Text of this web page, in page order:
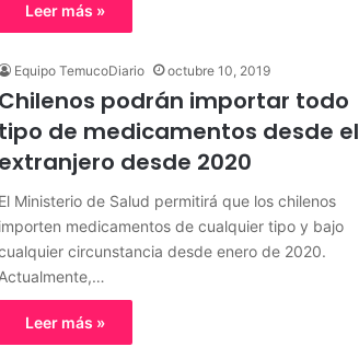
Leer más »
Equipo TemucoDiario octubre 10, 2019
Chilenos podrán importar todo
tipo de medicamentos desde el
extranjero desde 2020
El Ministerio de Salud permitirá que los chilenos
importen medicamentos de cualquier tipo y bajo
circunstancia desde enero de 2020.
Actualmente,…
Leer más »